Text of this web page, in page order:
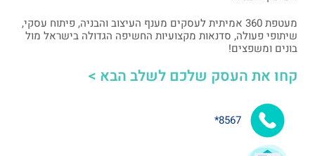
אלעד גרגיר - מייסד ומנכ"ל arcdb 05/07/2023
מעטפת 360 אמיתית לעסקים מענף העיצוב והבניה, פיתוח עסקי,
שיתופי פעולה, סדנאות מקצועיות החשיפה הגדולה בישראל מול
בונים ומשפצים!
קחו את העסק שלכם לשלב הבא >
8567*